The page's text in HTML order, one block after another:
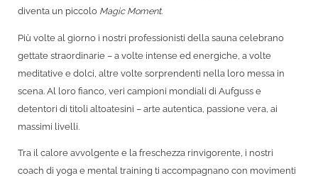
diventa un piccolo Magic Moment.
Più volte al giorno i nostri professionisti della sauna celebrano
gettate straordinarie – a volte intense ed energiche, a volte
meditative e dolci, altre volte sorprendenti nella loro messa in
scena. Al loro fianco, veri campioni mondiali di Aufguss e
detentori di titoli altoatesini – arte autentica, passione vera, ai
massimi livelli.
Tra il calore avvolgente e la freschezza rinvigorente, i nostri
coach di yoga e mental training ti accompagnano con movimenti